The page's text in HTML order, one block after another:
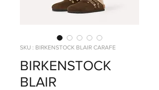
SKU : BIRKENSTOCK BLAIR CARAFE
BIRKENSTOCK
BLAIR